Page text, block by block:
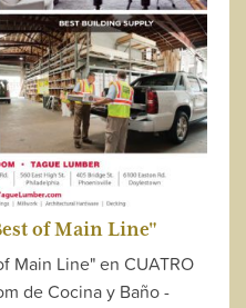
of Main Line"
Main Line" en CUATRO
de Cocina y Baño -